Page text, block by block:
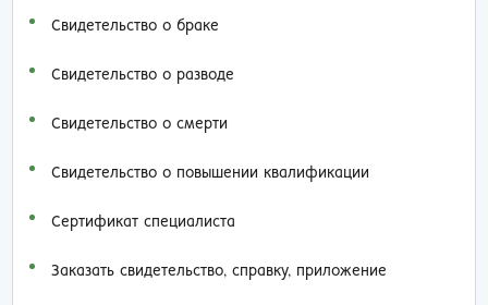
Свидетельство о браке
Свидетельство о разводе
Свидетельство о смерти
Свидетельство о повышении квалификации
Сертификат специалиста
Заказать cвидетельство, справку, приложение